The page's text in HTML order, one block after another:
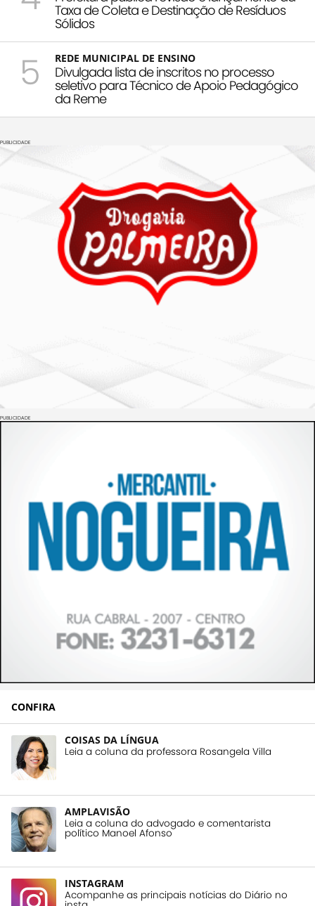
Taxa de Coleta e Destinação de Resíduos
Sólidos
5 REDE MUNICIPAL DE ENSINO
Divulgada lista de inscritos no processo
seletivo para Técnico de Apoio Pedagógico
da Reme
PUBLICIDADE
PUBLICIDADE
CONFIRA
COISAS DA LÍNGUA
Leia a coluna da professora Rosangela Villa
AMPLAVISÃO
Leia a coluna do advogado e comentarista
político Manoel Afonso
INSTAGRAM
Acompanhe as principais notícias do Diário no